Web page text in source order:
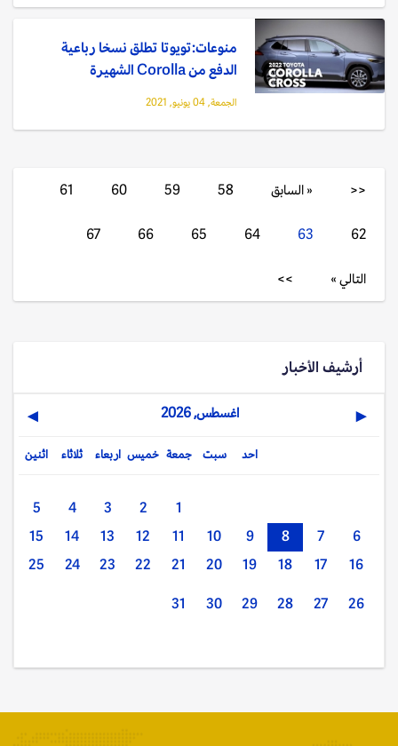
منوعات:تويوتا تطلق نسخا رباعية
الدفع من Corolla الشهيرة
الجمعة, 04 يونيو, 2021
<< « السابق 58
59
60
61
62
63
64
65
66
67
التالي » >>
أرشيف الأخبار
◀ اغسطس, 2026 ▶
اثنين ثلاثاء اربعاء خميس جمعة سبت احد
1
2
3
4
5
6
7
8
9
10
11
12
13
14
15
16
17
18
19
20
21
22
23
24
25
26
27
28
29
30
31